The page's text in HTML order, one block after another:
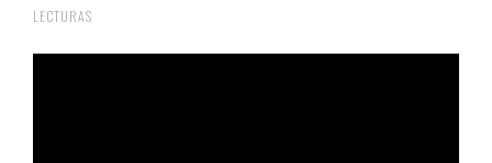
LECTURAS